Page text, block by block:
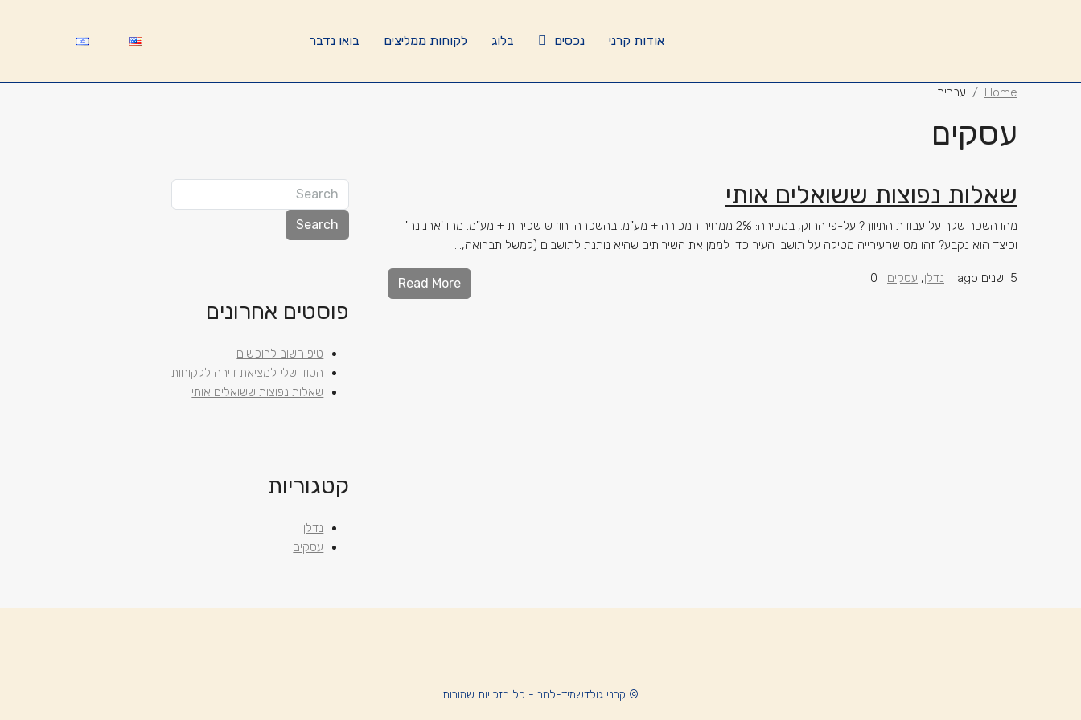
אודות קרני נכסים בלוג לקוחות ממליצים בואו נדבר
Home עברית
עסקים
שאלות נפוצות ששואלים אותי
מהו השכר שלך על עבודת התיווך? על-פי החוק, במכירה: 2% ממחיר המכירה + מע"מ. בהשכרה: חודש שכירות + מע"מ. מהו 'ארנונה'
וכיצד הוא נקבע? זהו מס שהעירייה מטילה על תושבי העיר כדי לממן את השירותים שהיא נותנת לתושבים (למשל תברואה,...
5 שנים ago נדלן, עסקים 0
Read More
Search
פוסטים אחרונים
טיפ חשוב לרוכשים
הסוד שלי למציאת דירה ללקוחות
שאלות נפוצות ששואלים אותי
קטגוריות
נדלן
עסקים
© קרני גולדשמיד-להב - כל הזכויות שמורות